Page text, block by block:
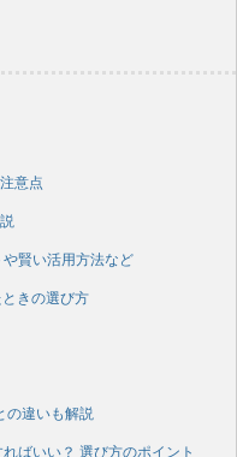
意点
賢い活用方法など
きの選び方
の違いも解説
ばいい？ 選び方のポイント